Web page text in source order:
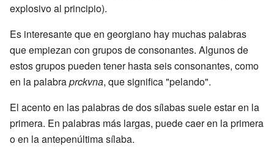
explosivo al principio).
Es interesante que en georgiano hay muchas palabras
que empiezan con grupos de consonantes. Algunos de
estos grupos pueden tener hasta seis consonantes, como
en la palabraprckvna, que significa "pelando".
El acento en las palabras de dos sílabas suele estar en la
primera. En palabras más largas, puede caer en la primera
o en la antepenúltima sílaba.